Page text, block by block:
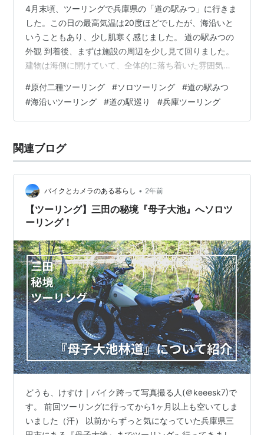
4月末頃、ツーリングで兵庫県の「道の駅みつ」に行きま
した。この日の最高気温は20度ほどでしたが、海沿いと
いうこともあり、少し肌寒く感じました。 道の駅みつの
外観 到着後、まずは施設の周辺を少し見て回りました。
建物は海側に開けていて、全体的に落ち着いた雰囲気で
ーを見ましたが、思わず「うーん……今日はやめておこ
う」となり（笑）、隣の屋台へ。牡蠣バーガーと唐揚げ
を購入しました。 屋台で購入した牡蠣バーガーと唐揚げ
っていました。 道の駅みつの裏に広がる海 雲が多い天気
でしたが、波も穏やかで、人も少…
#原付二種ツーリング #ソロツーリング #道の駅みつ
#海沿いツーリング #道の駅巡り #兵庫ツーリング
関連ブログ
バイクとカメラのある暮らし • 2年前
【ツーリング】三田の秘境『母子大池』へソロツ
ーリング！
どうも、けすけ｜バイク跨って写真撮る人(＠keeesk7)で
す。 前回ツーリングに行ってから1ヶ月以上も空いてしま
いました（汗） 以前からずっと気になっていた兵庫県三